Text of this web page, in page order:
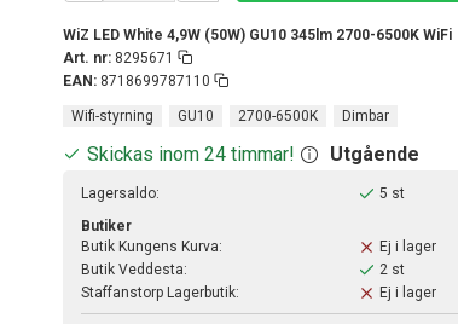
WiZ LED White 4,9W (50W) GU10 345lm 2700-6500K WiFi
Art. nr: 8295671
EAN: 8718699787110
Wifi-styrning GU10 2700-6500K Dimbar
Skickas inom 24 timmar! Utgående
Lagersaldo:
5 st
Butiker
Butik Kungens Kurva:
Ej i lager
Butik Veddesta:
2 st
Staffanstorp Lagerbutik:
Ej i lager